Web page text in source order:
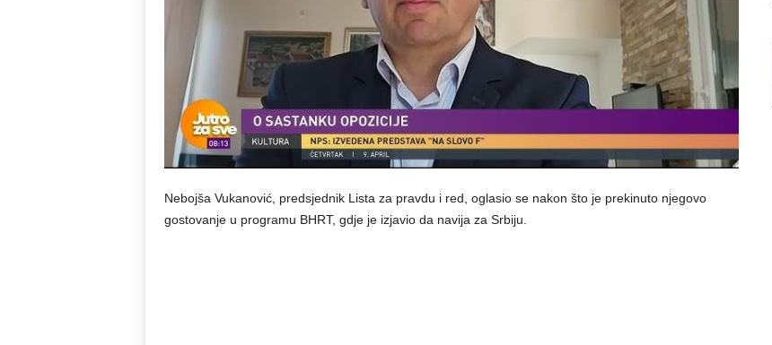
Nebojša Vukanović, predsjednik Lista za pravdu i red, oglasio se nakon što je prekinuto njegovo
gostovanje u programu BHRT, gdje je izjavio da navija za Srbiju.